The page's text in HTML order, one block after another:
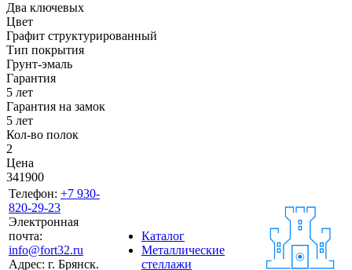
Два ключевых
Цвет
Графит структурированный
Тип покрытия
Грунт-эмаль
Гарантия
5 лет
Гарантия на замок
5 лет
Кол-во полок
2
Цена
341900
Телефон: +7 930-
820-29-23
Электронная
почта:
info@fort32.ru
Адрес: г. Брянск.
Каталог
Металлические
стеллажи